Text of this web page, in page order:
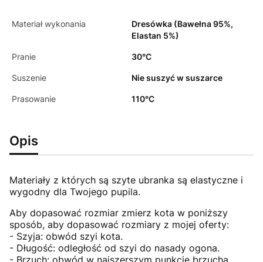
Materiał wykonania
Dresówka (Bawełna 95%,
Elastan 5%)
Pranie 30°C
Suszenie Nie suszyć w suszarce
Prasowanie 110°C
Opis
Materiały z których są szyte ubranka są elastyczne i
wygodny dla Twojego pupila.
Aby dopasować rozmiar zmierz kota w poniższy
sposób, aby dopasować rozmiary z mojej oferty:
- Szyja: obwód szyi kota.
- Długość: odległość od szyi do nasady ogona.
- Brzuch: obwód w najszerszym punkcie brzucha.